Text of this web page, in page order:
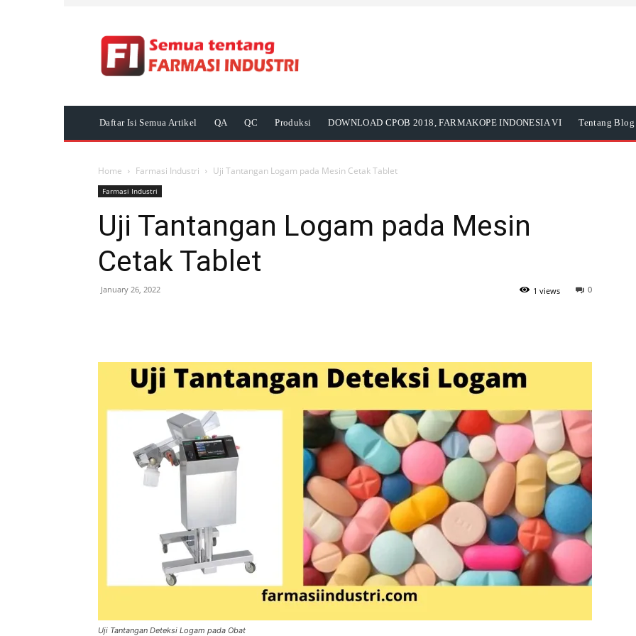
Daftar Isi Semua Artikel QA QC Produksi DOWNLOAD CPOB 2018, FARMAKOPE INDONESIA VI Tentang
Home Farmasi Industri Uji Tantangan Logam pada Mesin Cetak Tablet
Farmasi Industri
Uji Tantangan Logam pada Mesin
Cetak Tablet
January 26, 2022 0
1 views
Uji Tantangan Deteksi Logam pada Obat